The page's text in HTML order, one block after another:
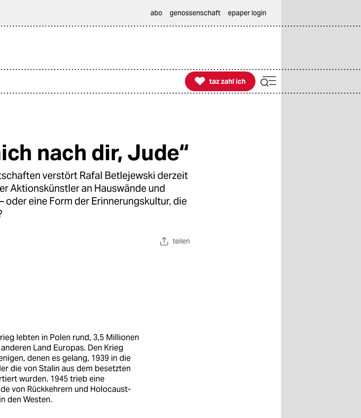
abo genossenschaft epaper login

taz zahl ich
taz zahl ich
nach dir, Jude“
verstört Rafal Betlejewski derzeit
Aktionskünstler an Hauswände und
oder eine Form der Erinnerungskultur, die
teilen
lebten in Polen rund, 3,5 Millionen
Land Europas. Den Krieg
denen es gelang, 1939 in die
die von Stalin aus dem besetzten
wurden. 1945 trieb eine
von Rückkehrern und Holocaust-
den Westen.